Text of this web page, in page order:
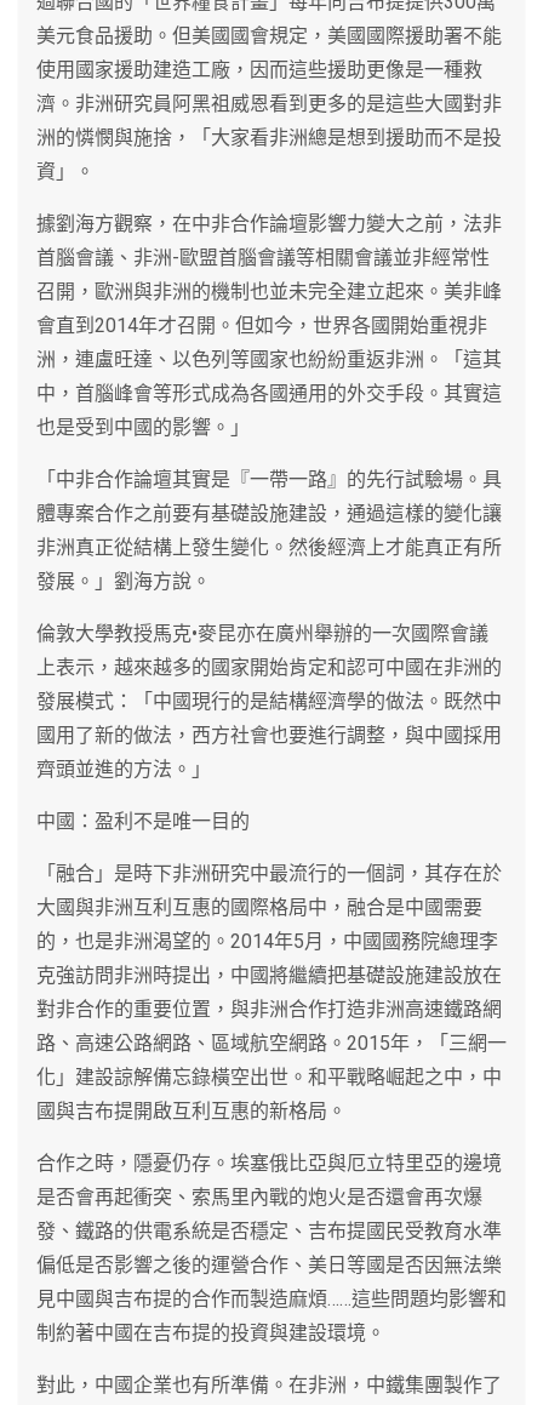
美元食品援助。但美國國會規定，美國國際援助署不能
使用國家援助建造工廠，因而這些援助更像是一種救
濟。非洲研究員阿黑祖威恩看到更多的是這些大國對非
洲的憐憫與施捨，「大家看非洲總是想到援助而不是投
資」。
據劉海方觀察，在中非合作論壇影響力變大之前，法非
首腦會議、非洲-歐盟首腦會議等相關會議並非經常性
召開，歐洲與非洲的機制也並未完全建立起來。美非峰
會直到2014年才召開。但如今，世界各國開始重視非
洲，連盧旺達、以色列等國家也紛紛重返非洲。「這其
中，首腦峰會等形式成為各國通用的外交手段。其實這
也是受到中國的影響。」
「中非合作論壇其實是『一帶一路』的先行試驗場。具
體專案合作之前要有基礎設施建設，通過這樣的變化讓
非洲真正從結構上發生變化。然後經濟上才能真正有所
發展。」劉海方說。
倫敦大學教授馬克•麥昆亦在廣州舉辦的一次國際會議
上表示，越來越多的國家開始肯定和認可中國在非洲的
發展模式：「中國現行的是結構經濟學的做法。既然中
國用了新的做法，西方社會也要進行調整，與中國採用
齊頭並進的方法。」
中國：盈利不是唯一目的
「融合」是時下非洲研究中最流行的一個詞，其存在於
大國與非洲互利互惠的國際格局中，融合是中國需要
的，也是非洲渴望的。2014年5月，中國國務院總理李
克強訪問非洲時提出，中國將繼續把基礎設施建設放在
對非合作的重要位置，與非洲合作打造非洲高速鐵路網
路、高速公路網路、區域航空網路。2015年，「三網一
化」建設諒解備忘錄橫空出世。和平戰略崛起之中，中
國與吉布提開啟互利互惠的新格局。
合作之時，隱憂仍存。埃塞俄比亞與厄立特里亞的邊境
是否會再起衝突、索馬里內戰的炮火是否還會再次爆
發、鐵路的供電系統是否穩定、吉布提國民受教育水準
偏低是否影響之後的運營合作、美日等國是否因無法樂
見中國與吉布提的合作而製造麻煩……這些問題均影響和
制約著中國在吉布提的投資與建設環境。
對此，中國企業也有所準備。在非洲，中鐵集團製作了